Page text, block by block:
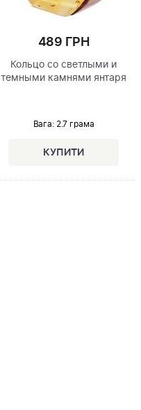
489 ГРН
Кольцо со светлыми и
темными камнями янтаря
Вага: 2.7 грама